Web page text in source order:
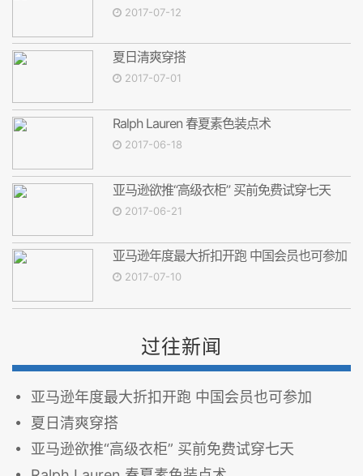
2017-07-12
夏日清爽穿搭
2017-07-01
Ralph Lauren 春夏素色装点术
2017-06-18
亚马逊欲推“高级衣柜” 买前免费试穿七天
2017-06-21
亚马逊年度最大折扣开跑 中国会员也可参加
2017-07-10
过往新闻
亚马逊年度最大折扣开跑 中国会员也可参加
夏日清爽穿搭
亚马逊欲推“高级衣柜” 买前免费试穿七天